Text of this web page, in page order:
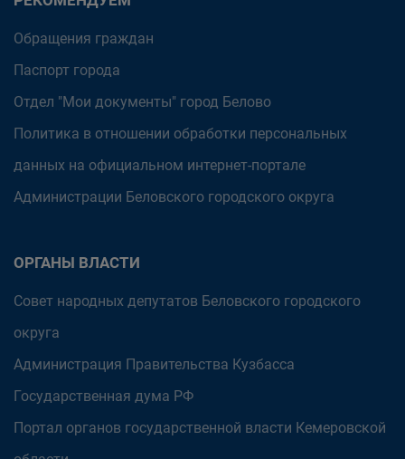
Обращения граждан
Паспорт города
Отдел "Мои документы" город Белово
Политика в отношении обработки персональных
данных на официальном интернет-портале
Администрации Беловского городского округа
ОРГАНЫ ВЛАСТИ
Совет народных депутатов Беловского городского
округа
Администрация Правительства Кузбасса
Государственная дума РФ
Портал органов государственной власти Кемеровской